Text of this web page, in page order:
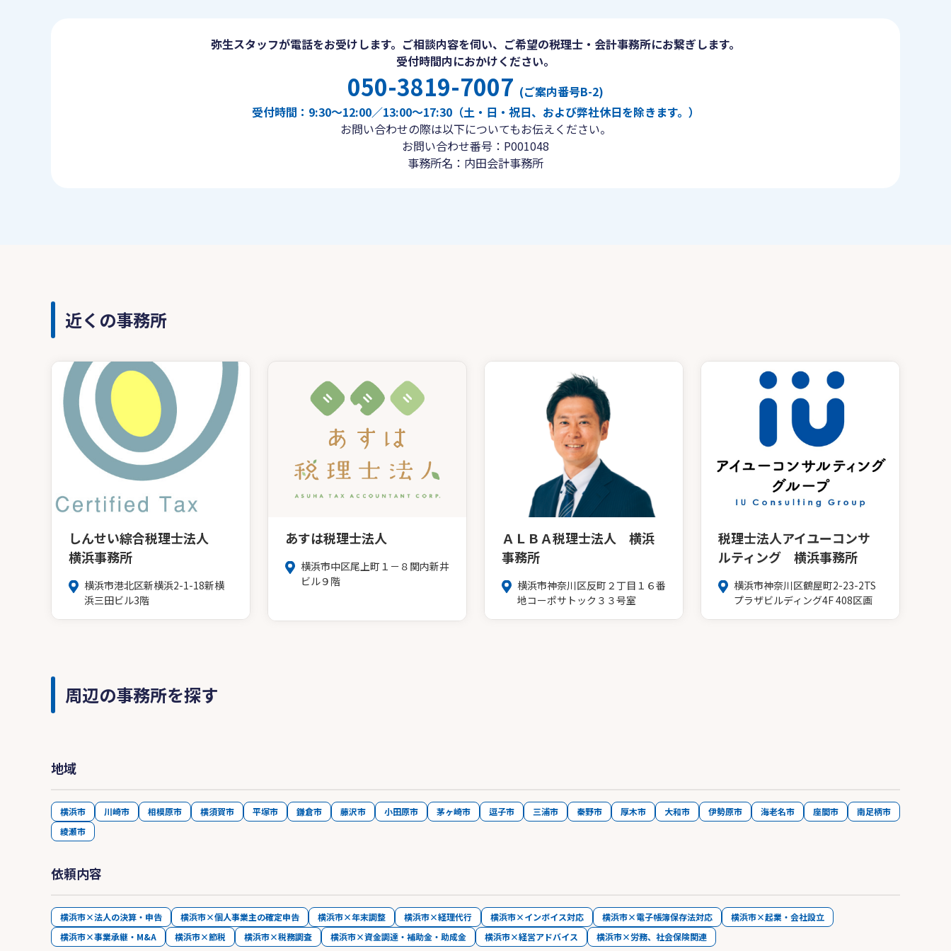
弥生スタッフが電話をお受けします。ご相談内容を伺い、ご希望の税理士・会計事務所にお繋ぎします。
受付時間内におかけください。
050-3819-7007 (ご案内番号B-2)
受付時間：9:30〜12:00／13:00〜17:30（土・日・祝日、および弊社休日を除きます。）
お問い合わせの際は以下についてもお伝えください。
お問い合わせ番号：P001048
事務所名：内田会計事務所
近くの事務所
しんせい綜合税理士法人
横浜事務所
横浜市港北区新横浜2-1-18新横
浜三田ビル3階
あすは税理士法人
横浜市中区尾上町１－８関内新井
ビル９階
ＡＬＢＡ税理士法人 横浜
事務所
横浜市神奈川区反町２丁目１６番
地コーポサトック３３号室
税理士法人アイユーコンサ
ルティング 横浜事務所
横浜市神奈川区鶴屋町2-23-2TS
プラザビルディング4F 408区画
周辺の事務所を探す
地域
横浜市 川崎市 相模原市 横須賀市 平塚市 鎌倉市 藤沢市 小田原市 茅ヶ崎市 逗子市 三浦市 秦野市 厚木市 大和市 伊勢原市 海老名市 座間市
南足柄市
綾瀬市
依頼内容
横浜市×法人の決算・申告 横浜市×個人事業主の確定申告 横浜市×年末調整 横浜市×経理代行 横浜市×インボイス対応 横浜市×電子帳簿保存法対応
横浜市×起業・会社設立
横浜市×事業承継・M&A
横浜市×節税 横浜市×税務調査 横浜市×資金調達・補助金・助成金 横浜市×経営アドバイス 横浜市×労務、社会保険関連